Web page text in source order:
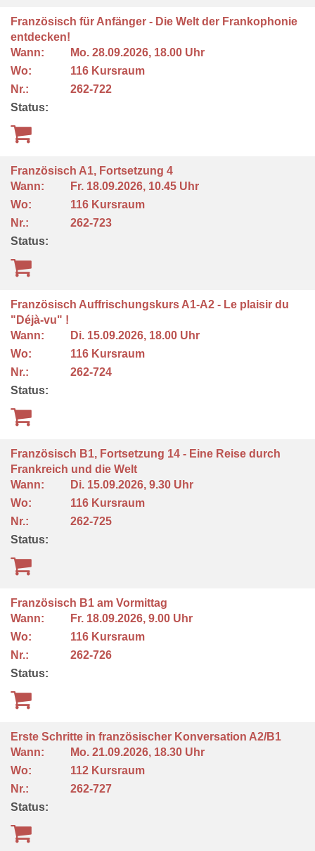
Französisch für Anfänger - Die Welt der Frankophonie
entdecken!
Wann:
Mo. 28.09.2026, 18.00 Uhr
Wo:
116 Kursraum
Nr.:
262-722
Status:
Französisch A1, Fortsetzung 4
Wann:
Fr. 18.09.2026, 10.45 Uhr
Wo:
116 Kursraum
Nr.:
262-723
Status:
Französisch Auffrischungskurs A1-A2 - Le plaisir du
"Déjà-vu" !
Wann:
Di. 15.09.2026, 18.00 Uhr
Wo:
116 Kursraum
Nr.:
262-724
Status:
Französisch B1, Fortsetzung 14 - Eine Reise durch
Frankreich und die Welt
Wann:
Di. 15.09.2026, 9.30 Uhr
Wo:
116 Kursraum
Nr.:
262-725
Status:
Französisch B1 am Vormittag
Wann:
Fr. 18.09.2026, 9.00 Uhr
Wo:
116 Kursraum
Nr.:
262-726
Status:
Erste Schritte in französischer Konversation A2/B1
Wann:
Mo. 21.09.2026, 18.30 Uhr
Wo:
112 Kursraum
Nr.:
262-727
Status: